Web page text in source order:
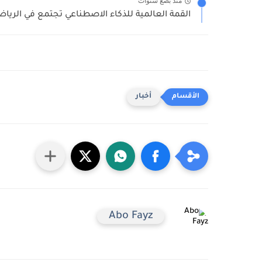
القمة العالمية للذكاء الاصطناعي تجتمع في
أخبار
Abo Fayz